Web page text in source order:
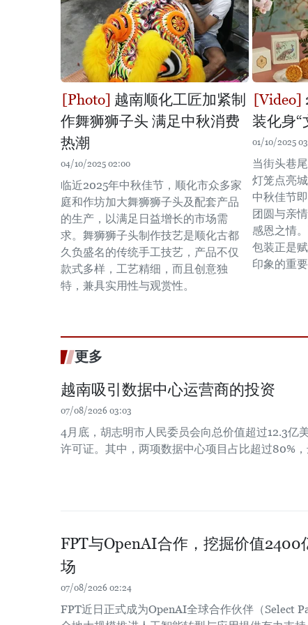
越南顺化工匠加紧制
作舞狮狮子头 满足中秋消费
热潮
04/10/2025 02:00
临近2025年中秋佳节，顺化市众多家
庭和作坊加大舞狮狮子头及配套产品
的生产，以满足日益增长的市场需
求。舞狮狮子头制作技艺是顺化古都
久负盛名的传统手工技艺，产品不仅
款式多样，工艺精细，而且创意独
特，兼具实用性与观赏性。
装化身“
01/10/2025
当街头巷
灯笼点亮
中秋佳节
团圆与亲
感恩之情
包装正是
印象的重要
更多
越南吸引数据中心运营商的投资
07/08/2026 03:03
4月底，胡志明市人民委员会向总价值超过12.3亿
许可证。其中，两项数据中心项目占比超过80%，
FPT与OpenAI合作，挖掘价值2400
场
07/08/2026 02:24
FPT近日正式成为OpenAI全球合作伙伴（Select